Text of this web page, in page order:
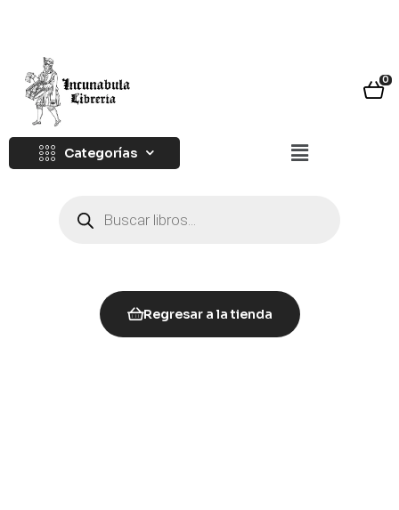
0
Categorías
Regresar a la tienda